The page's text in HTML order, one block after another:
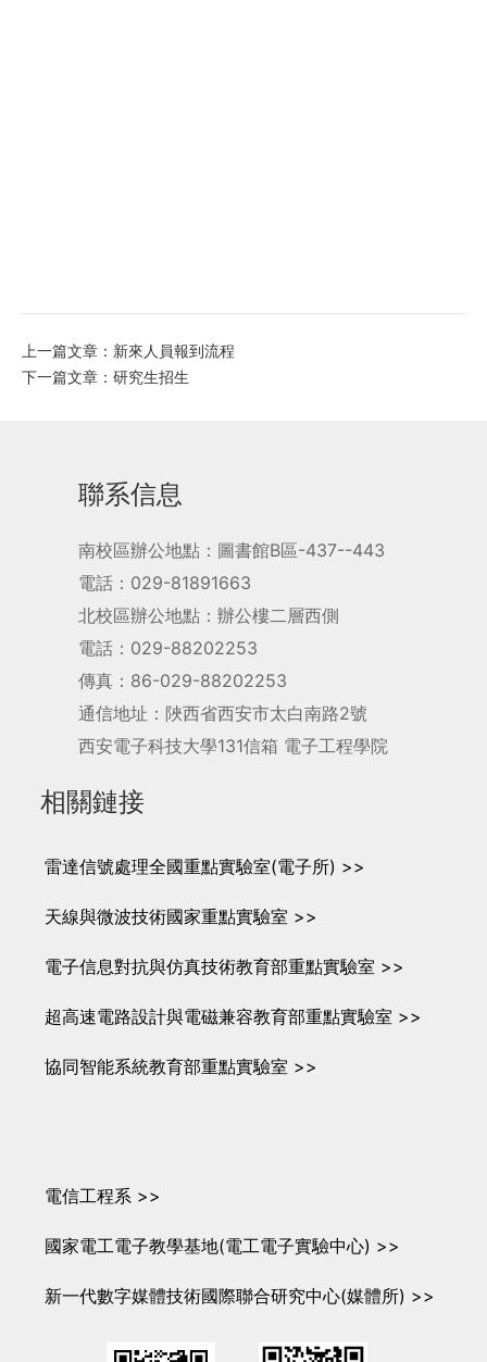
上一篇文章：新來人員報到流程
下一篇文章：研究生招生
聯系信息
南校區辦公地點：圖書館B區-437--443
電話：029-81891663
北校區辦公地點：辦公樓二層西側
電話：029-88202253
傳真：86-029-88202253
通信地址：陜西省西安市太白南路2號
西安電子科技大學131信箱 電子工程學院
相關鏈接
雷達信號處理全國重點實驗室(電子所) >>
天線與微波技術國家重點實驗室 >>
電子信息對抗與仿真技術教育部重點實驗室 >>
超高速電路設計與電磁兼容教育部重點實驗室 >>
協同智能系統教育部重點實驗室 >>
電信工程系 >>
國家電工電子教學基地(電工電子實驗中心) >>
新一代數字媒體技術國際聯合研究中心(媒體所) >>